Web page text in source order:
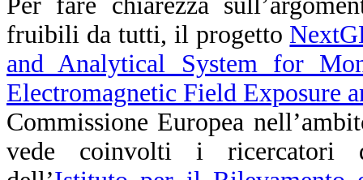
fruibili da tutti, il progetto
and Analytical System for
Electromagnetic Field Exposure
Commissione Europea
vede coinvolti i